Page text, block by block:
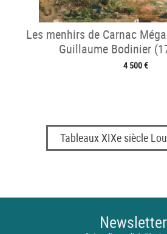
Les menhirs de Carnac
Guillaume Bodinier
4 500 €
Tableaux XIXe siècle
Newsletter